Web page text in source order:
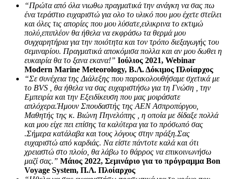
“Πρώτα από όλα νιωθω πραγματικά την ανάγκη να σας πω
ένα τεράστιο ευχαριστώ για ολο το υλικό που μου έχετε στείλει
και όλες τις απορίες που μου λύσατε,ειλικρινα το εκτιμώ
πολύ,επιπλέον θα ήθελα να εκφράσω τα θερμά μου
συγχαρητήρια για την ποιότητα και τον τρόπο διεξαγωγής του
σεμιναρίου. Πραγματικά αποκόμισα πολλα και αν μου δωθει η
ευκαιρία θα το ξανα εκανα!” Ιούλιος 2021, Webinar
Modern Marine Meteorology, Β.Λ. Δόκιμος Πλοίαρχος
“Σε συνέχεια της Διάλεξης που παρακολουθήσαμε σχετικά με
το BVS , θα ήθελα να σας ευχαριστήσω για τη Γνώση , την
Εμπειρία και την Εξειδίκευση που μας μοιράσατε
απλόχερα.Ήμουν Σπουδαστής της ΑΕΝ Ασπροπύργου,
Μαθητής της κ. Βιώνη Πηνελόπης , η οποία με δίδαξε πολλά
και μου είχε πει επίσης τα καλύτερα για το πρόσωπό σας
.Σήμερα κατάλαβα και τους λόγους στην πράξη.Σας
ευχαριστώ από καρδιάς. Να είστε πάντοτε καλά και ότι
χρειαστώ στο πλοίο, θα λάβω το θάρρος να επικοινωνήσω
μαζί σας.” Μάιος 2022, Σεμινάριο για το πρόγραμμα Bon
Voyage System, Π.Λ. Πλοίαρχος